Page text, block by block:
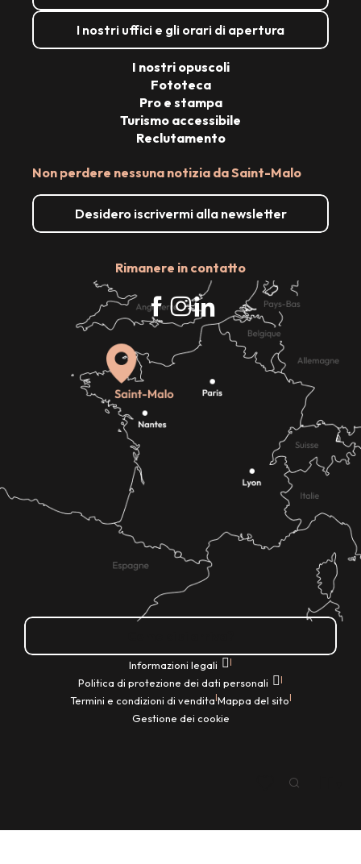
I nostri uffici e gli orari di apertura
Non perdere nessuna notizia da Saint-Malo
Desidero iscrivermi alla newsletter
Rimanere in contatto
I nostri opuscoli
Fototeca
Pro e stampa
Turismo accessibile
Reclutamento
Informazioni legali |
Politica di protezione dei dati personali |
Termini e condizioni di vendita|Mappa del sito|
Gestione dei cookie